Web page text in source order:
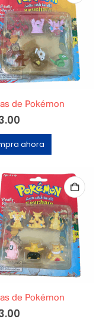
de Pokémon
ahora
de Pokémon